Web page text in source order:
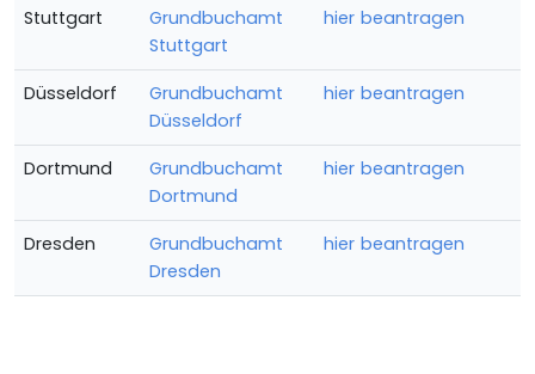
Stuttgart
Grundbuchamt
Stuttgart
hier beantragen
Düsseldorf
Grundbuchamt
Düsseldorf
hier beantragen
Dortmund
Grundbuchamt
Dortmund
hier beantragen
Dresden
Grundbuchamt
Dresden
hier beantragen